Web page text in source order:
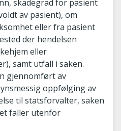
skadegrad for pasient
av pasient), om
eller fra pasient
der hendelsen
eller
samt utfall i saken.
gjennomført av
oppfølging av
til statsforvalter, saken
faller utenfor